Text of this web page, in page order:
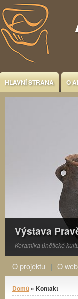
Jump to Content
HLAVNÍ STRANA O
Výstava
Keramika únětické
O projektu O
Jste zde
Domů » Kontakt